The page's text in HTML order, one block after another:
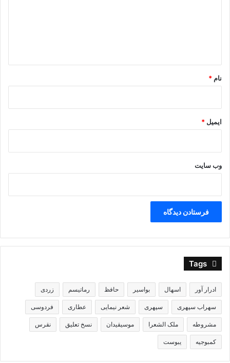
آن است، همچنین احمد وحسن تلاش کردند کتاب مقطع های
مخروطی آپولونیوس را به زبان عربی ترجمه کنند ولی ناموفق بودند
سخاوتمندانه از این امکانات را در راه ترویج دانش استفاده می
میفرستادند و به مترجمان و پژوهشگران علمی کمک های فراوان می
کردند
نام *
ایمیل *
وب‌ سایت
Tags
ادرار آور اسهال بواسیر حافظ رماتیسم زردی
سهراب سپهری سپهری شعر نیمایی عطاری فردوسی
مشروطه ملک الشعرا موسیقیدان نسخ تعلیق نقرس
کمبوجیه یبوست